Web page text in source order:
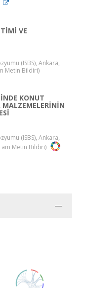
VE
(ISBS), Ankara,
Metin Bildiri)
KONUT
(ISBS), Ankara,
Metin Bildiri)